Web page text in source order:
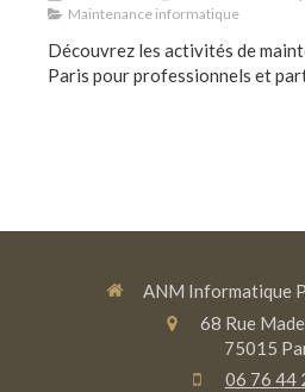
Maintenance informatique
Découvrez les activités de
Paris pour professionnels et
ANM Informatique
68 Rue
75015
06 76 44